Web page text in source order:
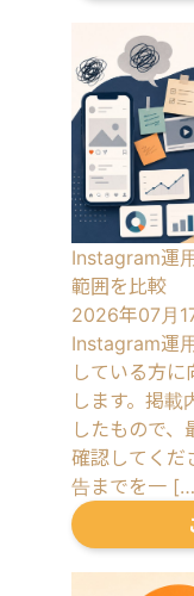
Instagram運
範囲を比較
2026年07月
Instagram運
している方
します。掲
したもので
確認してくだ
告までを一